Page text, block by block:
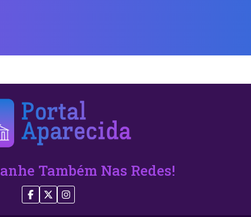
Também Nas Redes!